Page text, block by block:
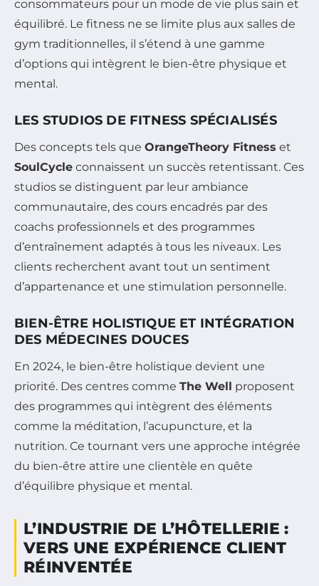
consommateurs pour un mode de vie plus sain et
équilibré. Le fitness ne se limite plus aux salles de
gym traditionnelles, il s’étend à une gamme
d’options qui intègrent le bien-être physique et
mental.
LES STUDIOS DE FITNESS SPÉCIALISÉS
Des concepts tels que OrangeTheory Fitness et
SoulCycle connaissent un succès retentissant. Ces
studios se distinguent par leur ambiance
communautaire, des cours encadrés par des
coachs professionnels et des programmes
d’entraînement adaptés à tous les niveaux. Les
clients recherchent avant tout un sentiment
d’appartenance et une stimulation personnelle.
BIEN-ÊTRE HOLISTIQUE ET INTÉGRATION
DES MÉDECINES DOUCES
En 2024, le bien-être holistique devient une
priorité. Des centres comme The Well proposent
des programmes qui intègrent des éléments
comme la méditation, l’acupuncture, et la
nutrition. Ce tournant vers une approche intégrée
du bien-être attire une clientèle en quête
d’équilibre physique et mental.
L’INDUSTRIE DE L’HÔTELLERIE :
VERS UNE EXPÉRIENCE CLIENT
RÉINVENTÉE